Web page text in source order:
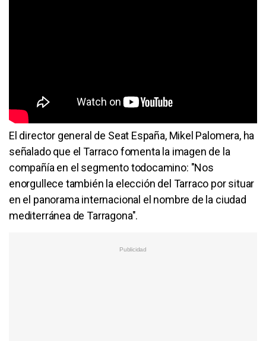
El director general de Seat España, Mikel Palomera, ha
señalado que el Tarraco fomenta la imagen de la
compañía en el segmento todocamino: "Nos
enorgullece también la elección del Tarraco por situar
en el panorama internacional el nombre de la ciudad
mediterránea de Tarragona".